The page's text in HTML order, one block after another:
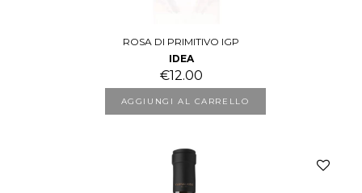
ROSA DI PRIMITIVO IGP
IDEA
€12.00
AGGIUNGI AL CARRELLO